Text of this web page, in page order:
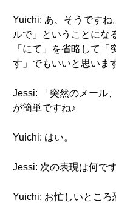
Yuichi: あ、そうです
ルで」ということにな
「にて」を省略して「
す」でもいいと思いま
Jessi: 「突然のメール
が簡単ですね♪
Yuichi: はい。
Jessi: 次の表現は何で
Yuichi: お忙しいとこ